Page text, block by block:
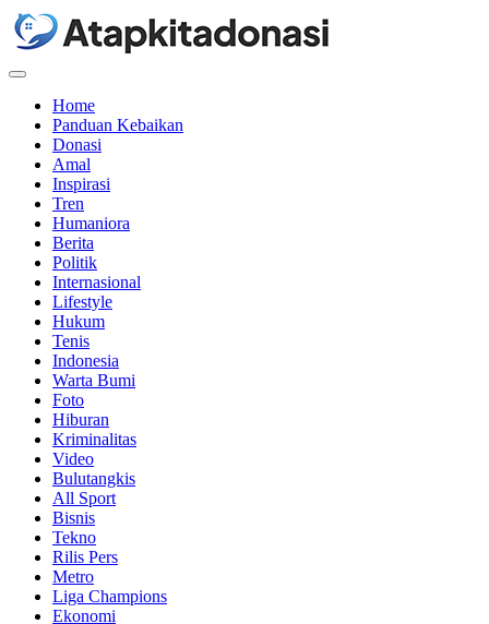
Menu
Home
Panduan Kebaikan
Donasi
Amal
Inspirasi
Tren
Humaniora
Berita
Politik
Internasional
Lifestyle
Hukum
Tenis
Indonesia
Warta Bumi
Foto
Hiburan
Kriminalitas
Video
Bulutangkis
All Sport
Bisnis
Tekno
Rilis Pers
Metro
Liga Champions
Ekonomi